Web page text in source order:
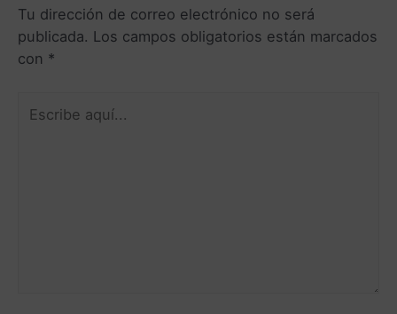
Tu dirección de correo electrónico no será
publicada. Los campos obligatorios están marcados
con *